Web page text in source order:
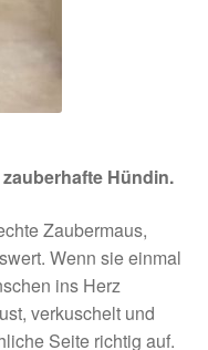
Hündin.
Zaubermaus,
Wenn sie einmal
ins Herz
verkuschelt und
Seite richtig auf.